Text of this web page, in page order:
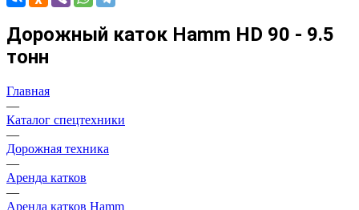
Дорожный каток Hamm HD 90 - 9.5
тонн
Главная
—
Каталог спецтехники
—
Дорожная техника
—
Аренда катков
—
Аренда катков Hamm